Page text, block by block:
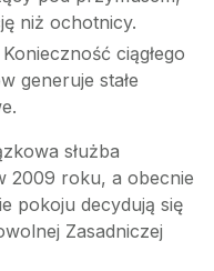
niż ochotnicy.
Konieczność ciągłego
generuje stałe
służba
2009 roku, a obecnie
pokoju decydują się
Zasadniczej